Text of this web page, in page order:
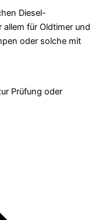
Diesel-
für Oldtimer und
oder solche mit
Prüfung oder